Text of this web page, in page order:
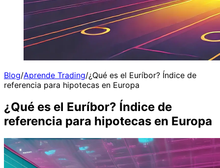
Blog/Aprende Trading/¿Qué es el Euríbor? Índice de
referencia para hipotecas en Europa
¿Qué es el Euríbor? Índice de
referencia para hipotecas en Europa